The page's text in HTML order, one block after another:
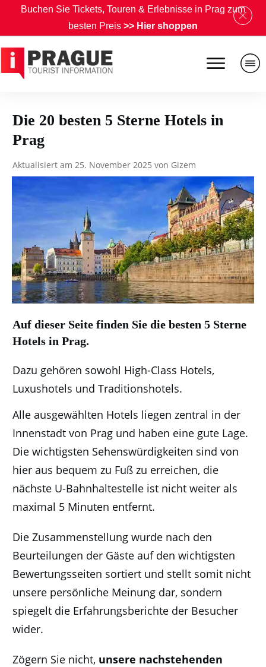
Die 20 besten 5 Sterne Hotels in
Prag
Aktualisiert am 25. November 2025 von Gizem
Auf dieser Seite finden Sie die besten 5 Sterne
Hotels in Prag.
Dazu gehören sowohl High-Class Hotels,
Luxushotels und Traditionshotels.
Alle ausgewählten Hotels liegen zentral in der
Innenstadt von Prag und haben eine gute Lage.
Die wichtigsten Sehenswürdigkeiten sind von
hier aus bequem zu Fuß zu erreichen, die
nächste U-Bahnhaltestelle ist nicht weiter als
maximal 5 Minuten entfernt.
Die Zusammenstellung wurde nach den
Beurteilungen der Gäste auf den wichtigsten
Bewertungsseiten sortiert und stellt somit nicht
unsere persönliche Meinung dar, sondern
spiegelt die Erfahrungsberichte der Besucher
wider.
Zögern Sie nicht, unsere nachstehenden
Buchen Sie Tickets, Touren & Erlebnisse in Prag zum
besten Preis >> Hier shoppen